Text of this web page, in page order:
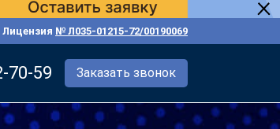
Лицензия № Л035-01215-72/00190069
70-59 Заказать звонок